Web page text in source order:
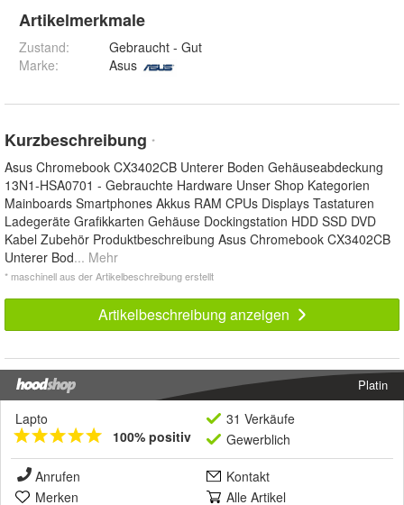
Artikelmerkmale
Zustand:
Gebraucht - Gut
Marke:
Asus
Kurzbeschreibung *
Asus Chromebook CX3402CB Unterer Boden Gehäuseabdeckung
13N1-HSA0701 - Gebrauchte Hardware Unser Shop Kategorien
Mainboards Smartphones Akkus RAM CPUs Displays Tastaturen
Ladegeräte Grafikkarten Gehäuse Dockingstation HDD SSD DVD
Kabel Zubehör Produktbeschreibung Asus Chromebook CX3402CB
Unterer Bod... Mehr
* maschinell aus der Artikelbeschreibung erstellt
Artikelbeschreibung anzeigen
Platin
Lapto
100% positiv
31 Verkäufe
Gewerblich
Anrufen
Kontakt
Merken
Alle Artikel